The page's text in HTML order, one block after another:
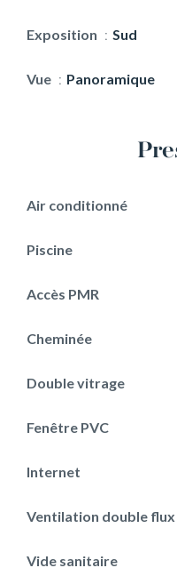
Exposition Sud
Vue Panoramique
Air conditionné
Piscine
Accès PMR
Cheminée
Double vitrage
Fenêtre PVC
Internet
Ventilation double flux
Vide sanitaire